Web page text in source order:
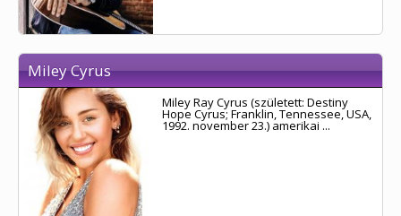
Miley Cyrus
Miley Ray Cyrus (született: Destiny
Hope Cyrus; Franklin, Tennessee, USA,
1992. november 23.) amerikai ...